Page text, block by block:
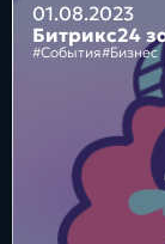
О нас
01.08.2023
Битрикс24
#События#Бизнес